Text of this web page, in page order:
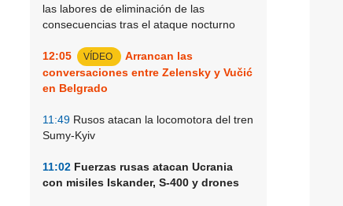
las labores de eliminación de las
consecuencias tras el ataque nocturno
12:05 VÍDEO
Arrancan las
conversaciones entre Zelensky y Vučić
en Belgrado
11:49 Rusos atacan la locomotora del tren
Sumy-Kyiv
11:02 Fuerzas rusas atacan Ucrania
con misiles Iskander, S-400 y drones